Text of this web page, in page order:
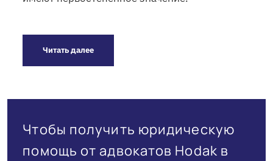
Читать далее
Чтобы получить юридическую
помощь от адвокатов Hodak в